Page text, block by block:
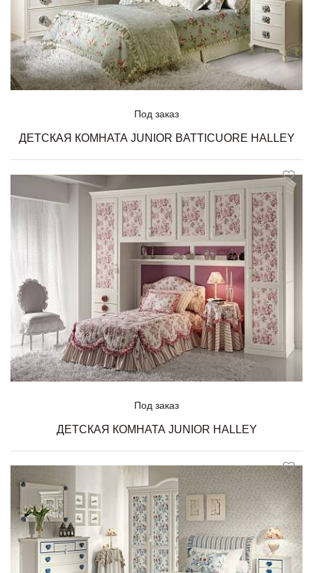
Под заказ
ДЕТСКАЯ КОМНАТА JUNIOR BATTICUORE HALLEY
Под заказ
ДЕТСКАЯ КОМНАТА JUNIOR HALLEY